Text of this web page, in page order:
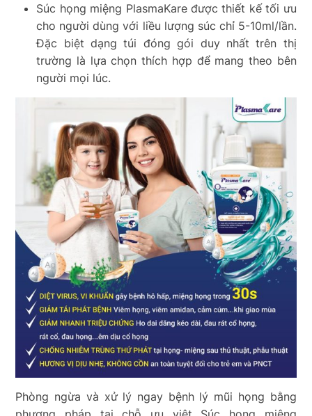
Súc họng miệng PlasmaKare được thiết kế tối ưu
cho người dùng với liều lượng súc chỉ 5-10ml/lần.
Đặc biệt dạng túi đóng gói duy nhất trên thị
trường là lựa chọn thích hợp để mang theo bên
người mọi lúc.
Phòng ngừa và xử lý ngay bệnh lý mũi họng bằng